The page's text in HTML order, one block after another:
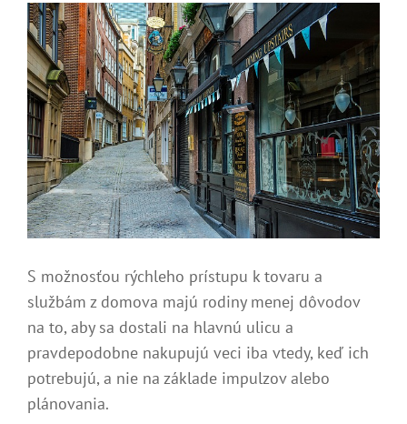
S možnosťou rýchleho prístupu k tovaru a
službám z domova majú rodiny menej dôvodov
na to, aby sa dostali na hlavnú ulicu a
pravdepodobne nakupujú veci iba vtedy, keď ich
potrebujú, a nie na základe impulzov alebo
plánovania.